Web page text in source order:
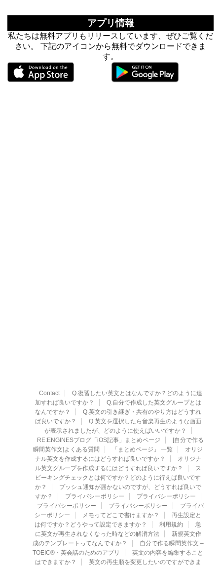
アプリ情報
私たちは無料アプリもリリースしています、ぜひご覧くだ
さい。 下記のアイコンから無料でダウンロードできま
す。
Contact
Q.復習したい英文とはなんですか？どのように追
加すれば良いですか？
Q.自分で作成した英文グループとは
なんですか？
Q.英文の引き継ぎ・共有のやり方はどうすれ
ば良いですか？
Q.英文を選択したら音楽再生のような画面
が表示されましたが、どのように使えばいいですか？
RE:ENGINESブログ「iOS記事」まとめページ
[自分で作る
瞬間英作文]よくある質問
「まとめページ」 一覧
オリジ
ナル英文を作成するにはどうすれば良いですか？
オリジナ
ル英文グループを作成するにはどうすれば良いですか？
ス
ピーキングチェックとは何ですか？どのように行えば良いです
か？
プッシュ通知が届かないのですが、どうすれば良いで
すか？
プライバシーポリシー
プライバシーポリシー
プライバシーポリシー
プライバシーポリシー
プライバ
シーポリシー
メモってどこで書けますか？
再生設定と
は何ですか？どうやって設定できますか？
利用規約
急
に英文が再生されなくなった時などの解消方法
新規英文作
成のテンプレートってなんですか？
自分で作る瞬間英作文 –
TOEIC®・英会話のためのアプリ
英文の内容を編集すること
はできますか？
英文の再生順を変更したいのですができま